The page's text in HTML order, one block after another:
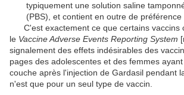
typiquement une solution saline
(PBS), et contient en outre de
C'est exactement ce que certains vaccins
le Vaccine Adverse Events Reporting System
signalement des effets indésirables des
pages des adolescentes et des femmes
couche après l'injection de Gardasil pendant
n'est que pour un seul type de vaccin.